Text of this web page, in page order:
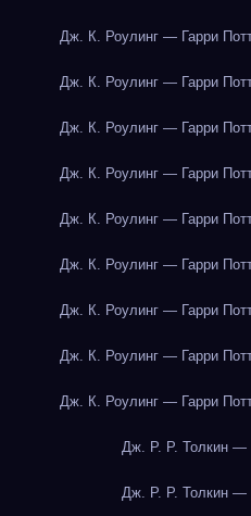
Дж. К. Роулинг — Гарри
Дж. К. Роулинг — Гарри
Дж. К. Роулинг — Гарри
Дж. К. Роулинг — Гарри
Дж. К. Роулинг — Гарри
Дж. К. Роулинг — Гарри
Дж. К. Роулинг — Гарри
Дж. К. Роулинг — Гарри
Дж. К. Роулинг — Гарри
Дж. Р. Р. Толкин —
Дж. Р. Р. Толкин —